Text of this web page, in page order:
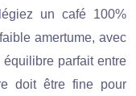
un café 100%
amertume, avec
parfait entre
doit être fine pour